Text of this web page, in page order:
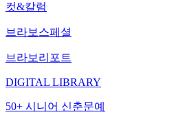
컷&칼럼
브라보스페셜
브라보리포트
DIGITAL LIBRARY
50+ 시니어 신춘문예